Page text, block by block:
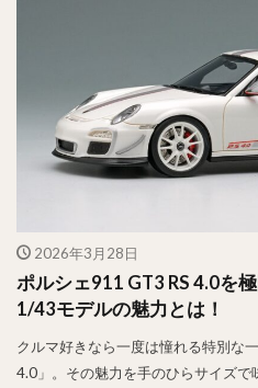
2026年3月28日
ポルシェ911 GT3 RS 4.0を
1/43モデルの魅力とは！
クルマ好きなら一度は憧れる特別な
4.0」。その魅力を手のひらサイズ